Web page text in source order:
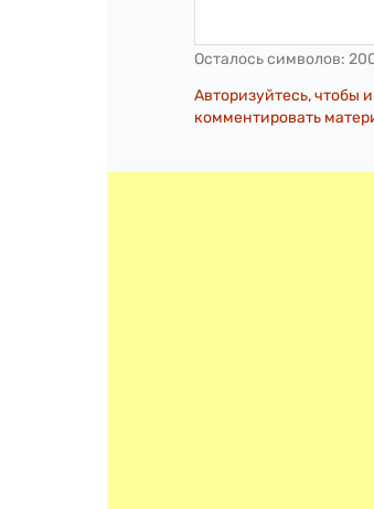
Осталось символов:
Авторизуйтесь, чтобы
комментировать